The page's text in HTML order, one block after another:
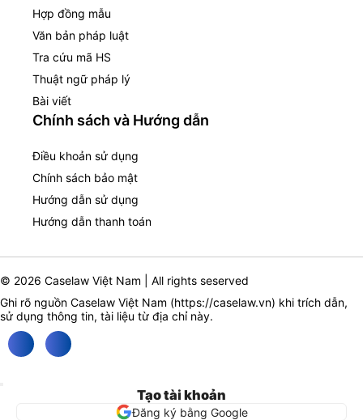
Hợp đồng mẫu
Văn bản pháp luật
Tra cứu mã HS
Thuật ngữ pháp lý
Bài viết
Chính sách và Hướng dẫn
Điều khoản sử dụng
Chính sách bảo mật
Hướng dẫn sử dụng
Hướng dẫn thanh toán
© 2026 Caselaw Việt Nam | All rights seserved
Ghi rõ nguồn Caselaw Việt Nam (https://caselaw.vn) khi trích dẫn,
sử dụng thông tin, tài liệu từ địa chỉ này.
Tạo tài khoản
Đăng ký bằng Google